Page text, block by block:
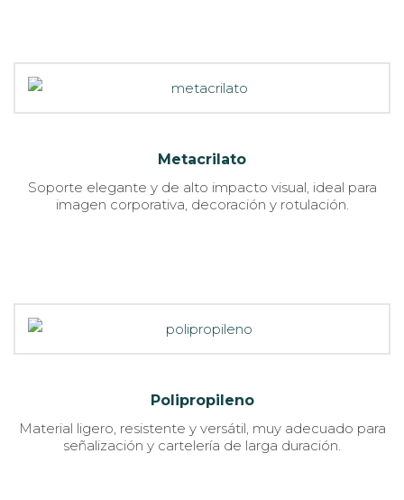
Metacrilato
Soporte elegante y de alto impacto visual, ideal para
imagen corporativa, decoración y rotulación.
Polipropileno
Material ligero, resistente y versátil, muy adecuado para
señalización y cartelería de larga duración.